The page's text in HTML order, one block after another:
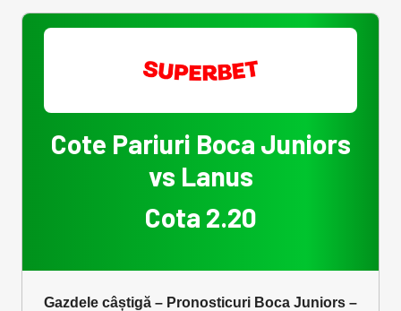
Cote Pariuri Boca Juniors
vs Lanus
Cota 2.20
Gazdele câștigă – Pronosticuri Boca Juniors –